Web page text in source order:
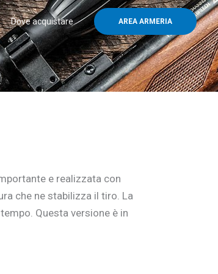
Dove acquistare AREA ARMERIA
e realizzata con
che ne stabilizza il tiro. La
Questa versione è in